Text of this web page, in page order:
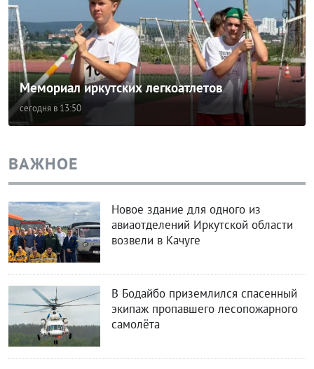
Мемориал иркутских легкоатлетов
сегодня в 13:50
ВАЖНОЕ
Новое здание для одного из
авиаотделений Иркутской области
возвели в Качуге
В Бодайбо приземлился спасенный
экипаж пропавшего лесопожарного
самолёта